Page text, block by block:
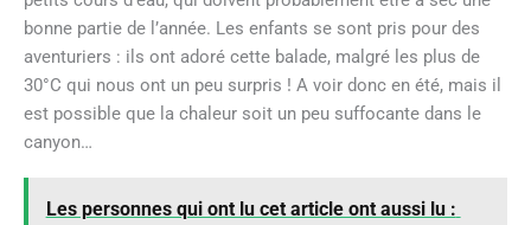
bonne partie de l’année. Les enfants se sont pris pour des
aventuriers : ils ont adoré cette balade, malgré les plus de
30°C qui nous ont un peu surpris ! A voir donc en été, mais il
est possible que la chaleur soit un peu suffocante dans le
canyon…
Les personnes qui ont lu cet article ont aussi lu :